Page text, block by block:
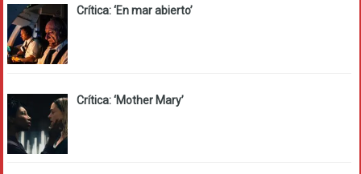
Crítica: ‘En mar abierto’
Crítica: ‘Mother Mary’